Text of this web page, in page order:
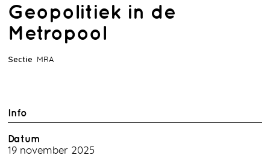
Geopolitiek in de
Metropool
Sectie MRA
Info
Datum
19 november 2025